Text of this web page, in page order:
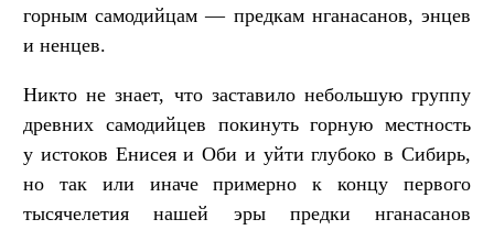
горным самодийцам — предкам нганасанов, энцев
и ненцев.
Никто не знает, что заставило небольшую группу
древних самодийцев покинуть горную местность
у истоков Енисея и Оби и уйти глубоко в Сибирь,
но так или иначе примерно к концу первого
тысячелетия нашей эры предки нганасанов